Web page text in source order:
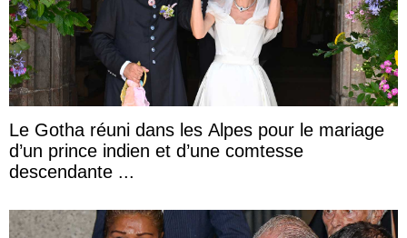
Le Gotha réuni dans les Alpes pour le mariage
d’un prince indien et d’une comtesse
descendante ...